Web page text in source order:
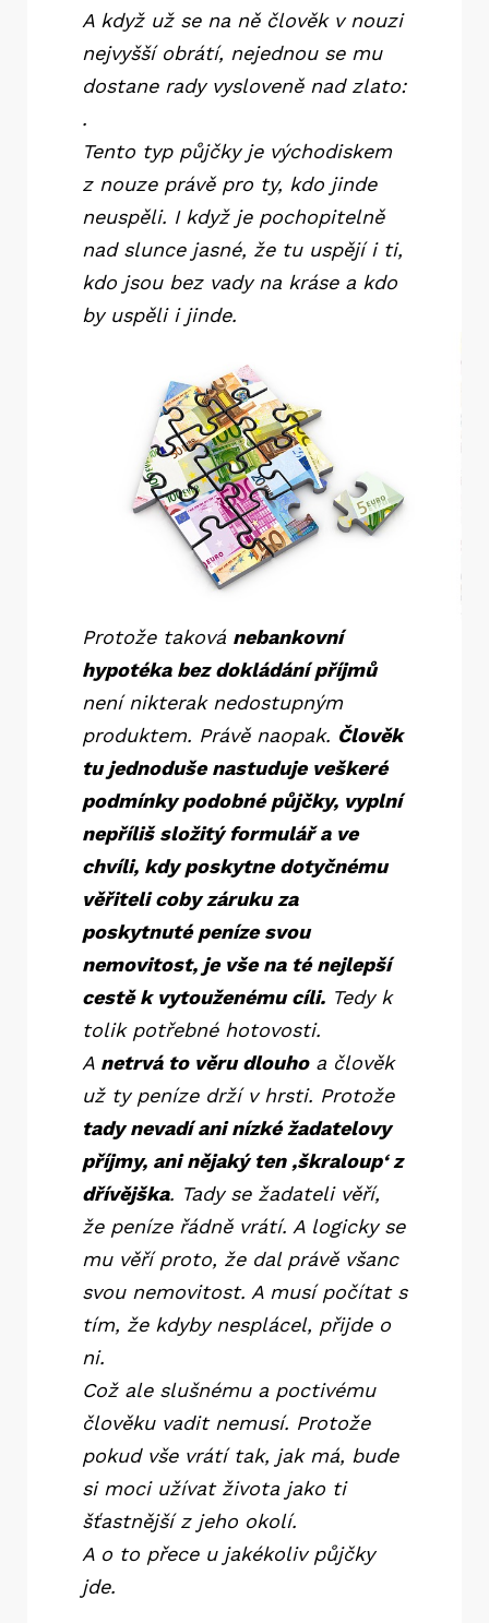
A když už se na ně člověk v nouzi
nejvyšší obrátí, nejednou se mu
dostane rady vysloveně nad zlato:
.
Tento typ půjčky je východiskem
z nouze právě pro ty, kdo jinde
neuspěli. I když je pochopitelně
nad slunce jasné, že tu uspějí i ti,
kdo jsou bez vady na kráse a kdo
by uspěli i jinde.
Protože taková nebankovní
hypotéka bez dokládání příjmů
není nikterak nedostupným
produktem. Právě naopak. Člověk
tu jednoduše nastuduje veškeré
podmínky podobné půjčky, vyplní
nepříliš složitý formulář a ve
chvíli, kdy poskytne dotyčnému
věřiteli coby záruku za
poskytnuté peníze svou
nemovitost, je vše na té nejlepší
cestě k vytouženému cíli. Tedy k
tolik potřebné hotovosti.
A netrvá to věru dlouhoa člověk
už ty peníze drží v hrsti. Protože
tady nevadí ani nízké žadatelovy
příjmy, ani nějaký ten ‚škraloup‘ z
dřívějška. Tady se žadateli věří,
že peníze řádně vrátí. A logicky se
mu věří proto, že dal právě všanc
svou nemovitost. A musí počítat s
tím, že kdyby nesplácel, přijde o
ni.
Což ale slušnému a poctivému
člověku vadit nemusí. Protože
pokud vše vrátí tak, jak má, bude
si moci užívat života jako ti
šťastnější z jeho okolí.
A o to přece u jakékoliv půjčky
jde.